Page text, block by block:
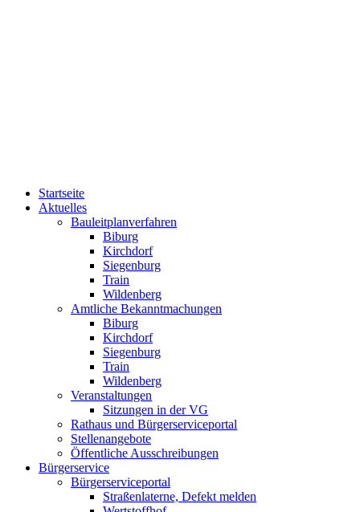
Startseite
Aktuelles
Bauleitplanverfahren
Biburg
Kirchdorf
Siegenburg
Train
Wildenberg
Amtliche Bekanntmachungen
Biburg
Kirchdorf
Siegenburg
Train
Wildenberg
Veranstaltungen
Sitzungen in der VG
Rathaus und Bürgerserviceportal
Stellenangebote
Öffentliche Ausschreibungen
Bürgerservice
Bürgerserviceportal
Straßenlaterne, Defekt melden